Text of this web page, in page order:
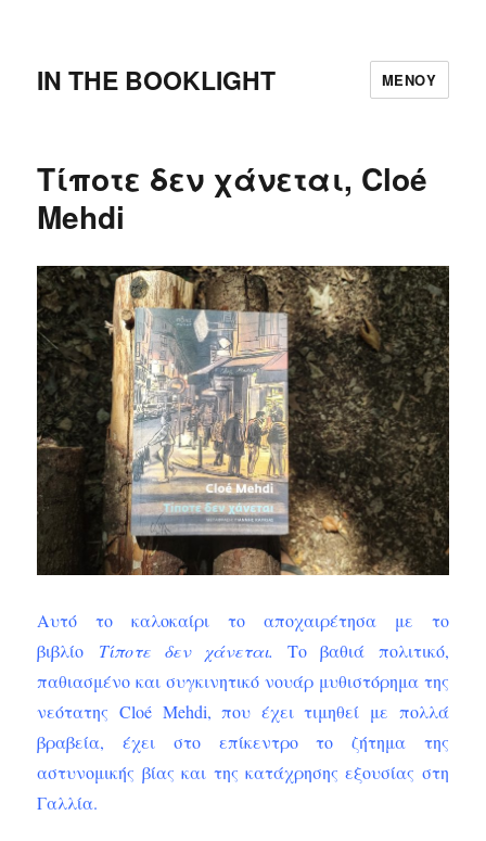
IN THE BOOKLIGHT ΜΕΝΟΎ
Τίποτε δεν χάνεται, Cloé
Mehdi
Αυτό το καλοκαίρι το αποχαιρέτησα με το
βιβλίο Τίποτε δεν χάνεται.Το βαθιά πολιτικό,
παθιασμένο και συγκινητικό νουάρ μυθιστόρημα της
νεότατης Cloé Mehdi, που έχει τιμηθεί με πολλά
βραβεία, έχει στο επίκεντρο το ζήτημα της
αστυνομικής βίας και της κατάχρησης εξουσίας στη
Γαλλία.